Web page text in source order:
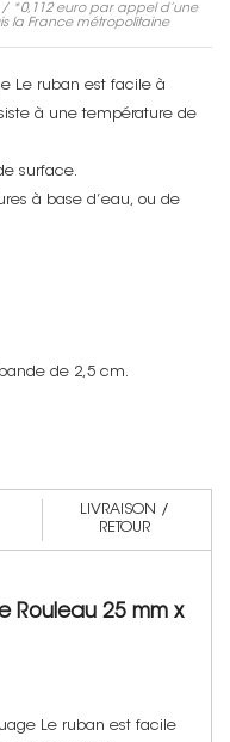
/ *0,112 europar appel d’une
la France métropolitaine
Le ruban est facile à
à une température de
surface.
à base d’eau, ou de
de 2,5 cm.
LIVRAISON /
RETOUR
Rouleau 25 mm x
Le ruban est facile